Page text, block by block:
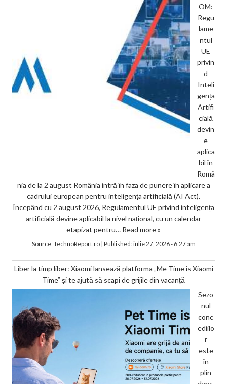
OM:
Regu
lame
ntul
UE
privin
d
Inteli
gența
Artifi
cială
devin
e
aplica
bil în
Româ
nia de la 2 august România intră în faza de punere în aplicare a
cadrului european pentru inteligența artificială (AI Act).
Începând cu 2 august 2026, Regulamentul UE privind inteligența
artificială devine aplicabil la nivel național, cu un calendar
etapizat pentru… Read more »
Source:TechnoReport.ro| Published:iulie 27, 2026 - 6:27 am
Liber la timp liber: Xiaomi lansează platforma „Me Time is Xiaomi
Time” și te ajută să scapi de grijile din vacanță
Sezo
nul
conc
ediilo
r
este
în
plin